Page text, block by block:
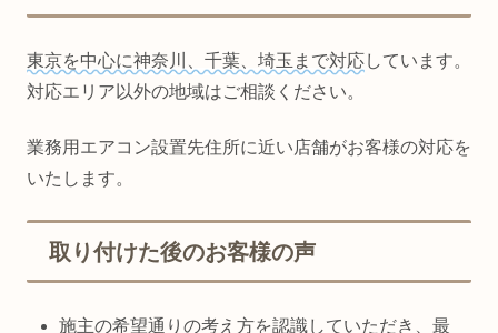
東京を中心に神奈川、千葉、埼玉まで対応しています。
対応エリア以外の地域はご相談ください。
業務用エアコン設置先住所に近い店舗がお客様の対応を
いたします。
取り付けた後のお客様の声
施主の希望通りの考え方を認識していただき、最